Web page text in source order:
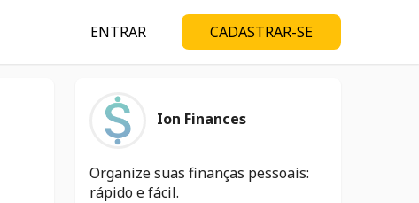
ENTRAR CADASTRAR-SE
Ion Finances
Organize suas finanças pessoais:
rápido e fácil.